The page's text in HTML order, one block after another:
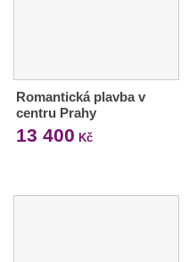
Romantická plavba v
centru Prahy
13 400 Kč